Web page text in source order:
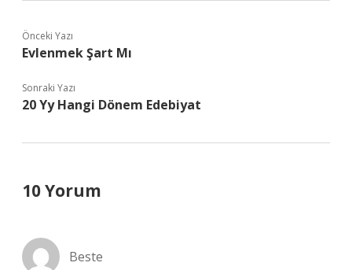
Önceki Yazı
Evlenmek Şart Mı
Sonraki Yazı
20 Yy Hangi Dönem Edebiyat
10 Yorum
Beste